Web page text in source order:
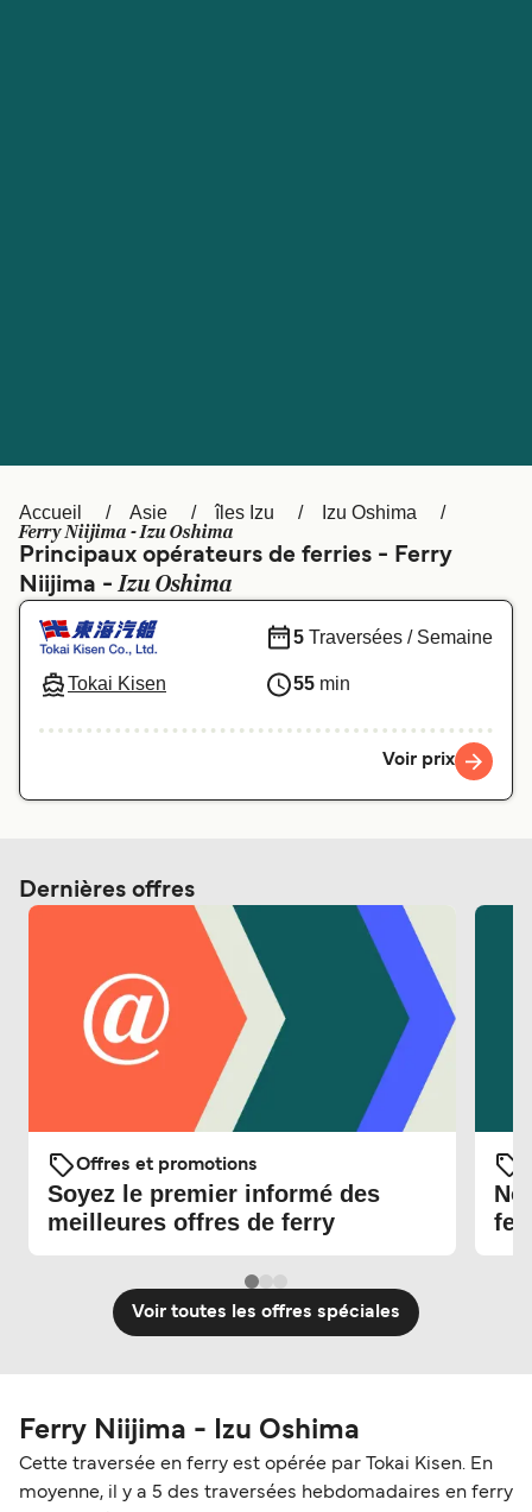
Canada
Ελλάδα
Deutschland Schweiz (DE)
Norge Україна
Indonesia المغرب
Accueil Asie îles Izu Izu Oshima
Ferry Niijima - Izu Oshima
Principaux opérateurs de ferries - Ferry
Niijima -Izu Oshima
Tokai Kisen
5 Traversées / Semaine
55 min
Voir prix
Dernières offres
Offres et promotions
Soyez le premier informé des
meilleures offres de ferry
Voir toutes les offres spéciales
Ferry Niijima - Izu Oshima
Cette traversée en ferry est opérée par Tokai Kisen. En
moyenne, il y a 5 des traversées hebdomadaires en ferry